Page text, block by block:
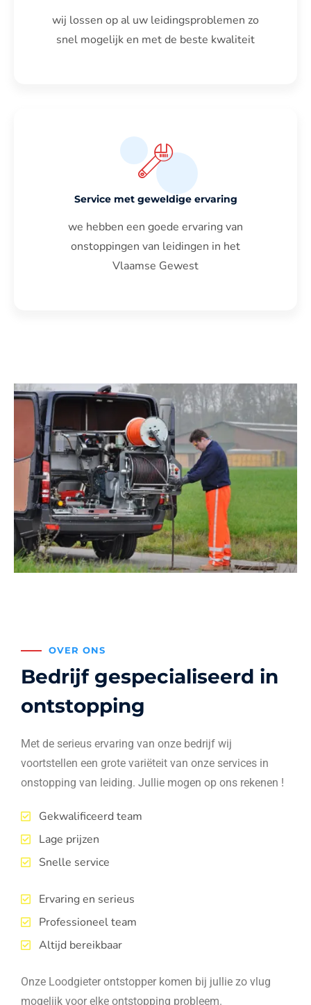
wij lossen op al uw leidingsproblemen zo
snel mogelijk en met de beste kwaliteit
Service met geweldige ervaring
we hebben een goede ervaring van
onstoppingen van leidingen in het
Vlaamse Gewest
OVER ONS
Bedrijf gespecialiseerd in
ontstopping
Met de serieus ervaring van onze bedrijf wij
voortstellen een grote variëteit van onze services in
onstopping van leiding. Jullie mogen op ons rekenen !
Gekwalificeerd team
Lage prijzen
Snelle service
Ervaring en serieus
Professioneel team
Altijd bereikbaar
Onze Loodgieter ontstopper komen bij jullie zo vlug
mogelijk voor elke ontstopping probleem.